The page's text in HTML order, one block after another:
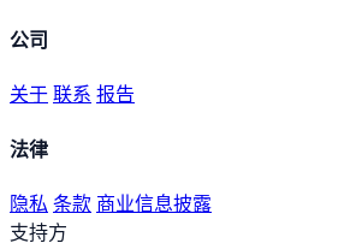
公司
关于联系 报告
法律
隐私 条款 商业信息披露
支持方